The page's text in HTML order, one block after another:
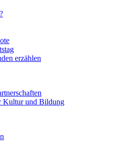
erzählen
und Bildung